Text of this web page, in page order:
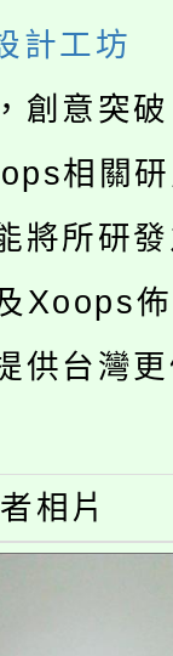
、30在
潭區
報名
桃園電
行。
享有免
可洽有
科技中
科技中
入校路
專業人
計工坊
創意突
相關
將所研
Xoops
供台灣
相片